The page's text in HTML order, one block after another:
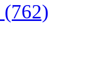
(762)